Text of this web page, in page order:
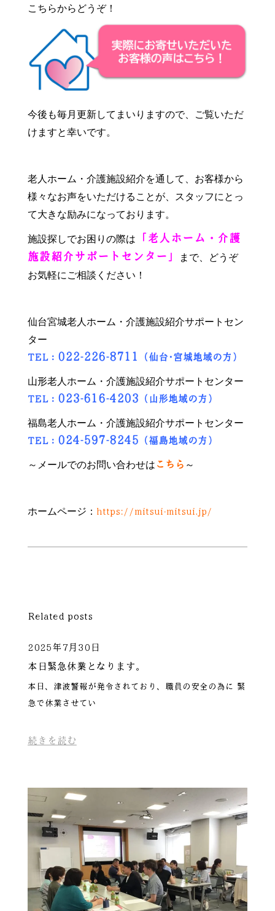
こちらからどうぞ！
今後も毎月更新してまいりますので、ご覧いただ
けますと幸いです。
老人ホーム・介護施設紹介を通して、お客様から
様々なお声をいただけることが、スタッフにとっ
て大きな励みになっております。
施設探しでお困りの際は 「老人ホーム・介護
施設紹介サポートセンター」
まで、どうぞ
お気軽にご相談ください！
仙台宮城老人ホーム・介護施設紹介サポートセン
ター
TEL： 022-226-8711 （仙台･宮城地域の方）
山形老人ホーム・介護施設紹介サポートセンター
TEL： 023-616-4203 （山形地域の方）
福島老人ホーム・介護施設紹介サポートセンター
TEL： 024-597-8245 （福島地域の方）
～メールでのお問い合わせは こちら ～
ホームページ： https://mitsui-mitsui.jp/
Related posts
2025年7月30日
本日緊急休業となります。
本日、津波警報が発令されており、職員の安全の為に 緊
急で休業させてい
続きを読む